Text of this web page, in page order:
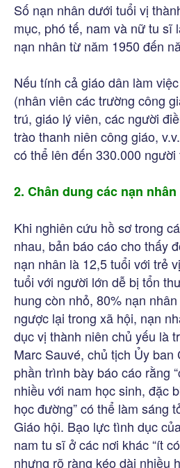
Số nạn nhân dưới tuổi vị
mục, phó tế, nam và nữ tu sĩ
nạn nhân từ năm 1950 đến
Nếu tính cả giáo dân làm
(nhân viên các trường công
trú, giáo lý viên, các người
trào thanh niên công giáo,
có thể lên đến 330.000
2. Chân dung các nạn nhân
Khi nghiên cứu hồ sơ trong
nhau, bản báo cáo cho thấy
nạn nhân là 12,5 tuổi với trẻ
tuổi với người lớn dễ bị tổn
hung còn nhỏ, 80% nạn
ngược lại trong xã hội, nạn
dục vị thành niên chủ yếu là
Marc Sauvé, chủ tịch Ủy ban
phần trình bày báo cáo rằng
nhiều với nam học sinh, đặc
học đường” có thể làm sáng
Giáo hội. Bạo lực tình dục
nam tu sĩ ở các nơi khác “ít
nhưng rõ ràng kéo dài nhiều